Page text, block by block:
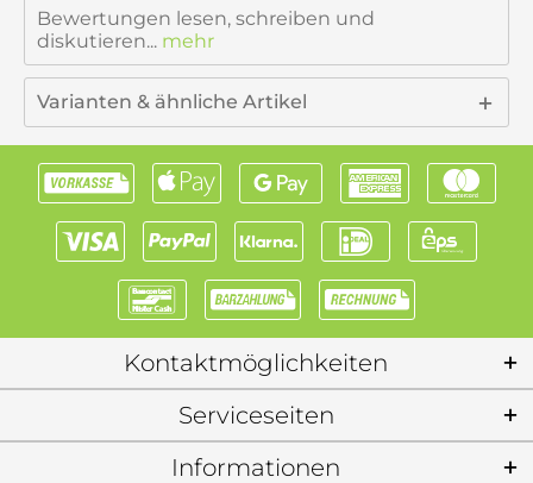
Bewertungen lesen, schreiben und
diskutieren... mehr
Varianten & ähnliche Artikel
Kontaktmöglichkeiten
Serviceseiten
Informationen